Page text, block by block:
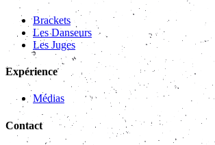
Brackets
Les Danseurs
Les Juges
Expérience
Médias
Contact